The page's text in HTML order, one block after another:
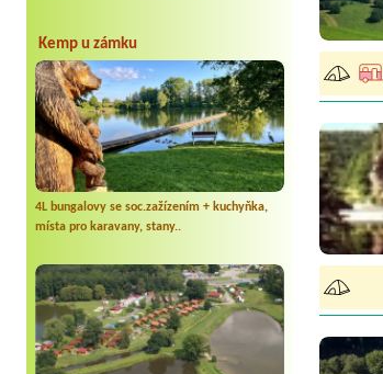
Kemp u zámku
4L bungalovy se soc.zažízením + kuchyňka,
místa pro karavany, stany..